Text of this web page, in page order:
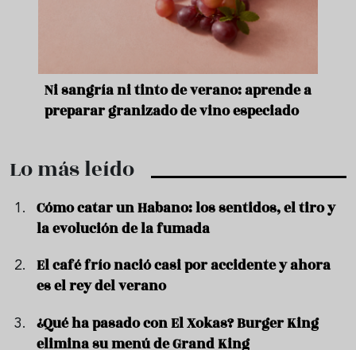
Ni sangría ni tinto de verano: aprende a
preparar granizado de vino especiado
Lo más leído
Cómo catar un Habano: los sentidos, el tiro y
la evolución de la fumada
El café frío nació casi por accidente y ahora
es el rey del verano
¿Qué ha pasado con El Xokas? Burger King
elimina su menú de Grand King